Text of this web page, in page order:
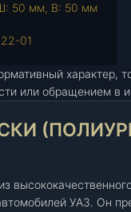
50 мм, В: 50 мм
01
характер,
или обращением в
УАЗ. Он